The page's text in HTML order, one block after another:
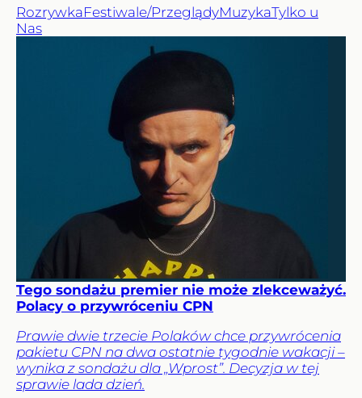
RozrywkaFestiwale/PrzeglądyMuzykaTylko u
Nas
Tego sondażu premier nie może zlekceważyć.
Polacy o przywróceniu CPN
Prawie dwie trzecie Polaków chce przywrócenia
pakietu CPN na dwa ostatnie tygodnie wakacji –
wynika z sondażu dla „Wprost”. Decyzja w tej
sprawie lada dzień.